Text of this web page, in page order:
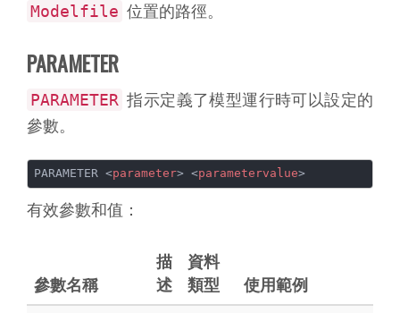
Modelfile 位置的路徑。
PARAMETER
PARAMETER 指示定義了模型運行時可以設定的
參數。
PARAMETER <parameter> <parametervalue>
有效參數和值：
參數名稱
描
述
資料
類型
使用範例